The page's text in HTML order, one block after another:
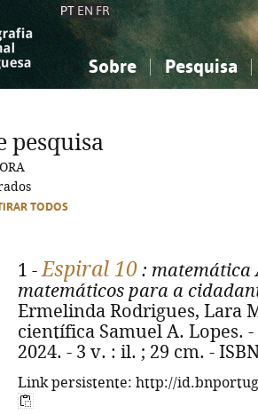
PT EN FR
Sobre Pesquisa
Ciências sociais...
Ciências sociais...
pesquisa
TODOS
1 -Espiral 10 : matemática
matemáticos para a
Ermelinda Rodrigues, Lara
científica Samuel A. Lopes.
2024. - 3 v. : il. ; 29 cm. -
Link persistente: http://